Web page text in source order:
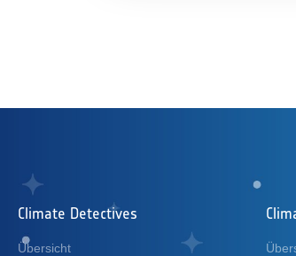
Climate Detectives
Übersicht